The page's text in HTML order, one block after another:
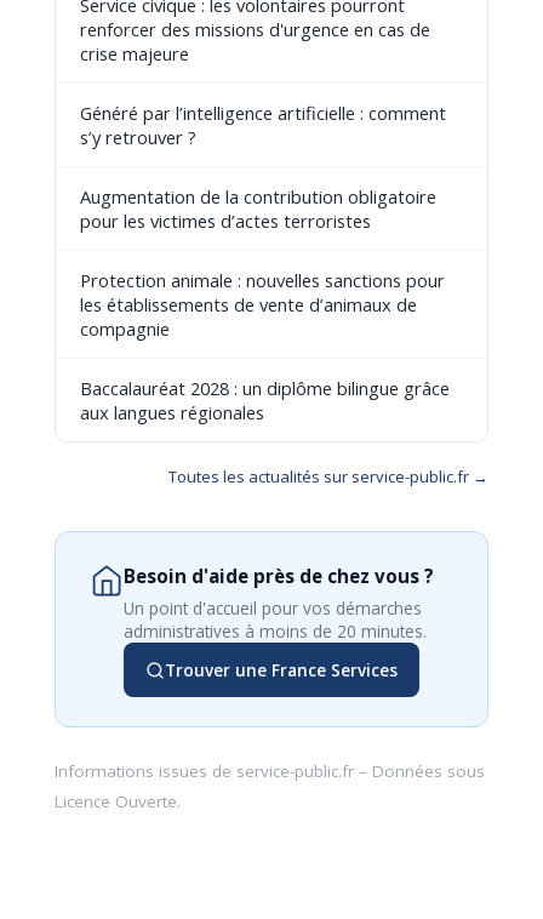
Service civique : les volontaires pourront
renforcer des missions d'urgence en cas de
crise majeure
Généré par l’intelligence artificielle : comment
s’y retrouver ?
Augmentation de la contribution obligatoire
pour les victimes d’actes terroristes
Protection animale : nouvelles sanctions pour
les établissements de vente d’animaux de
compagnie
Baccalauréat 2028 : un diplôme bilingue grâce
aux langues régionales
Toutes les actualités sur service-public.fr →
Besoin d'aide près de chez vous ?
Un point d'accueil pour vos démarches
administratives à moins de 20 minutes.
Trouver une France Services
Informations issues de service-public.fr– Données sous
Licence Ouverte.